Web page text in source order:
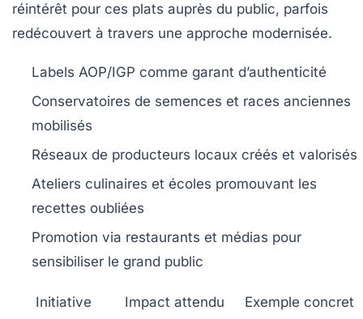
réintérêt pour ces plats auprès du public, parfois
redécouvert à travers une approche modernisée.
Labels AOP/IGP comme garant d’authenticité
Conservatoires de semences et races anciennes
mobilisés
Réseaux de producteurs locaux créés et valorisés
Ateliers culinaires et écoles promouvant les
recettes oubliées
Promotion via restaurants et médias pour
sensibiliser le grand public
Initiative Impact attendu Exemple concret